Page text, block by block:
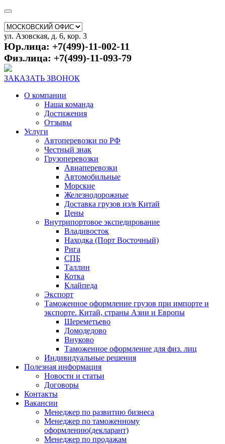
ул. Азовская, д. 6, кор. 3
Юр.лица: +7(499)-11-002-11
Физ.лица: +7(499)-11-093-79
ЗАКАЗАТЬ ЗВОНОК
О компании
Наша команда
Достижения
Отзывы
Услуги
Автоперевозки по РФ
Честный знак
Грузоперевозки
Авиаперевозки
Автомобильные
Морские
Железнодорожные
Доставка грузов из/в Китай
Цены
Внутрипортовое экспедирование
Владивосток
Находка (Порт Восточный)
Рига
СПБ
Таллин
Котка
Клайпеда
Экспорт
Таможенное оформление грузов при импорте и
экспорте. Китай, страны Азии и Европы
Шереметьево
Домодедово
Внуково
Таможенное оформление для физ. лиц
Индивидуальные решения
Полезная информация
Новости и статьи
Договоры
Контакты
Вакансии
Менеджер по развитию бизнеса
Менеджер по таможенному
оформлению(декларант)
Менеджер по продажам